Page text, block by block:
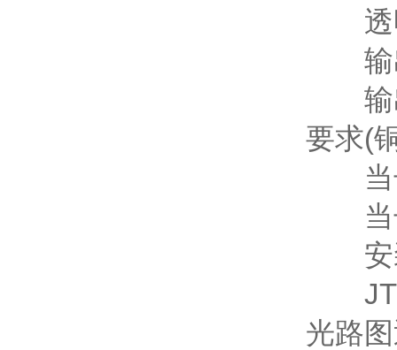
透
输
输出
要求(
当长
当长
安装
光路